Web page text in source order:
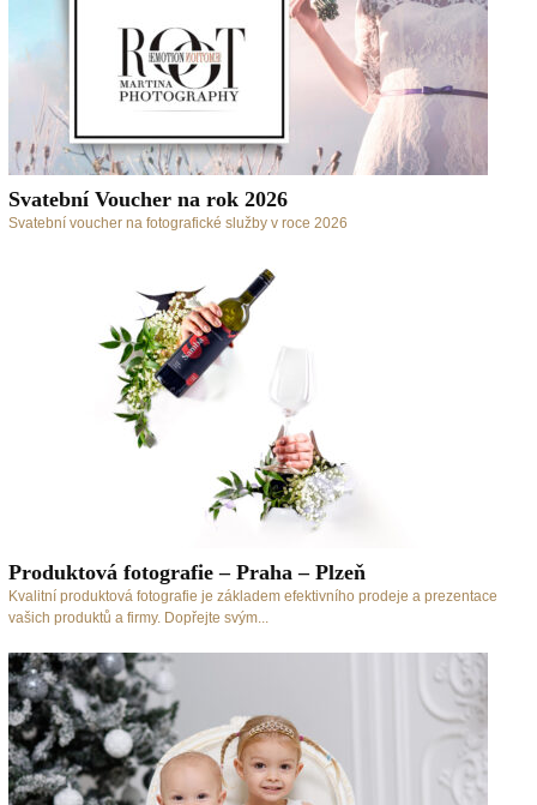
Svatební Voucher na rok 2026
Svatební voucher na fotografické služby v roce 2026
Produktová fotografie – Praha – Plzeň
Kvalitní produktová fotografie je základem efektivního prodeje a prezentace
vašich produktů a firmy. Dopřejte svým...